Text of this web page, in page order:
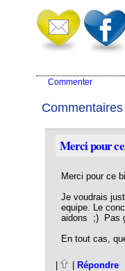
Commenter
Commentaires
Merci pour
Merci pour ce
Je voudrais
equipe. Le
aidons ;) Pas
En tout cas,
Répondre